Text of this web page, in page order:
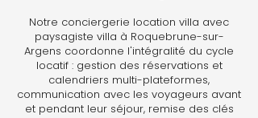
Notre conciergerie location villa avec
paysagiste villa à Roquebrune-sur-
Argens coordonne l'intégralité du cycle
locatif : gestion des réservations et
calendriers multi-plateformes,
communication avec les voyageurs avant
et pendant leur séjour, remise des clés